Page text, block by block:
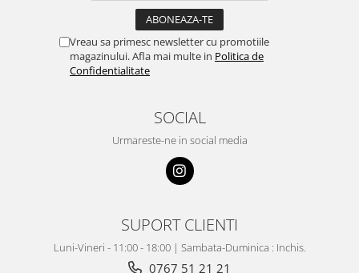
Vreau sa primesc newsletter cu promotiile
magazinului. Afla mai multe in Politica de
Confidentialitate
SOCIAL
Urmareste-ne in social media
SUPORT CLIENTI
Luni-Vineri - 11:00 - 18:00 | Sambata-Duminica : Inchis.
0767 51 21 21